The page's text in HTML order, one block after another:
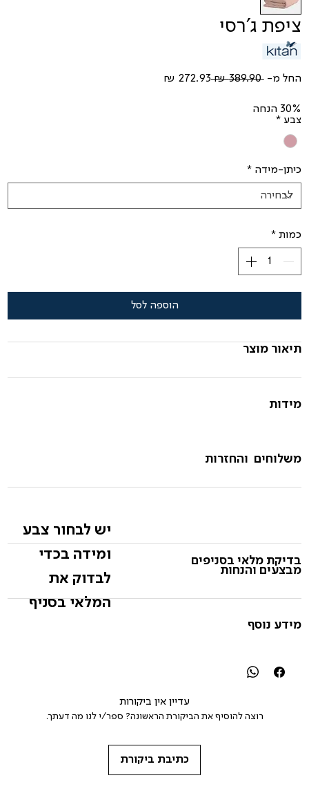
ציפת ג'רסי
החל מ- ‏389.90 ‏₪
מחיר‏272.93 ‏₪
30% הנחה
צבע *
כיתן-מידה *
כמות *
הוספה לסל
תיאור מוצר
מידות
משלוחים והחזרות
יש לבחור צבע
ומידה בכדי
לבדוק את
המלאי בסניף
בדיקת מלאי בסניפים
מבצעים והנחות
מידע נוסף
עדיין אין ביקורות
רוצה להוסיף את הביקורת הראשונה? ספר/י לנו מה דעתך.
כתיבת ביקורת